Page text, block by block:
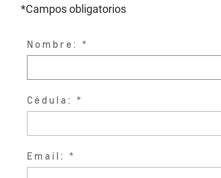
*Campos obligatorios
Nombre:
Cédula:
Email: